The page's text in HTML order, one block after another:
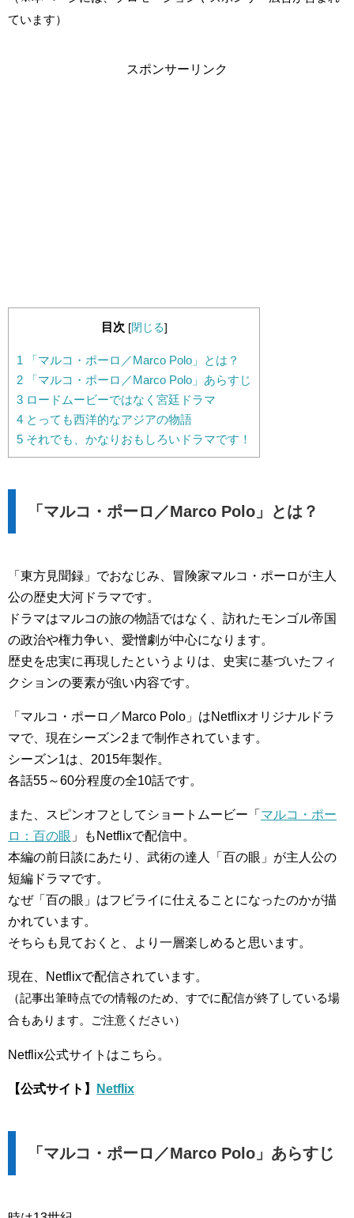
ています）
スポンサーリンク
目次 [閉じる]
1 「マルコ・ポーロ／Marco Polo」とは？
2 「マルコ・ポーロ／Marco Polo」あらすじ
3 ロードムービーではなく宮廷ドラマ
4 とっても西洋的なアジアの物語
5 それでも、かなりおもしろいドラマです！
「マルコ・ポーロ／Marco Polo」とは？
「東方見聞録」でおなじみ、冒険家マルコ・ポーロが主人
公の歴史大河ドラマです。
ドラマはマルコの旅の物語ではなく、訪れたモンゴル帝国
の政治や権力争い、愛憎劇が中心になります。
歴史を忠実に再現したというよりは、史実に基づいたフィ
クションの要素が強い内容です。
「マルコ・ポーロ／Marco Polo」はNetflixオリジナルドラ
マで、現在シーズン2まで制作されています。
シーズン1は、2015年製作。
各話55～60分程度の全10話です。
また、スピンオフとしてショートムービー「 マルコ・ポー
ロ：百の眼 」もNetflixで配信中。
本編の前日談にあたり、武術の達人「百の眼」が主人公の
短編ドラマです。
なぜ「百の眼」はフビライに仕えることになったのかが描
かれています。
そちらも見ておくと、より一層楽しめると思います。
現在、Netflixで配信されています。
（記事出筆時点での情報のため、すでに配信が終了している場
合もあります。ご注意ください）
Netflix公式サイトはこちら。
【公式サイト】 Netflix
「マルコ・ポーロ／Marco Polo」あらすじ